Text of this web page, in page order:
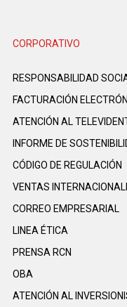
CORPORATIVO
RESPONSABILIDAD
FACTURACIÓN
ATENCIÓN AL
INFORME DE
CÓDIGO DE REGULACIÓN
VENTAS
CORREO EMPRESARIAL
LINEA ÉTICA
PRENSA RCN
OBA
ATENCIÓN AL